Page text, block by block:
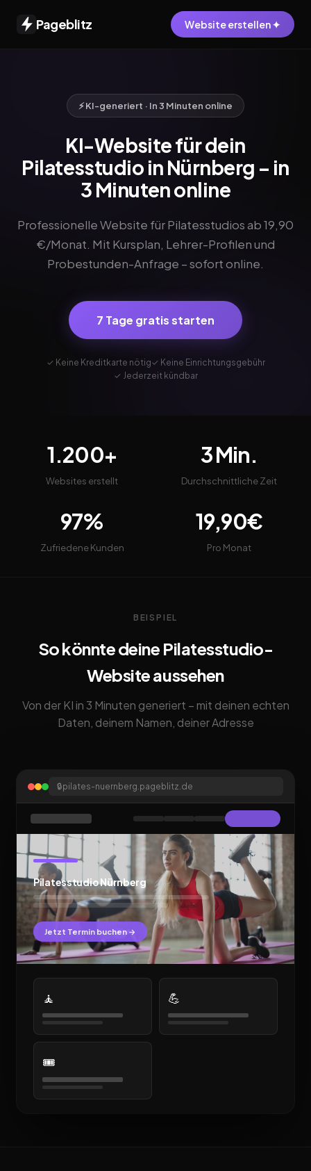
Pageblitz Website erstellen ✦
⚡ KI-generiert · In 3 Minuten online
KI-Website für dein
Pilatesstudio in Nürnberg – in
3 Minuten online
Professionelle Website für Pilatesstudios ab 19,90
€/Monat. Mit Kursplan, Lehrer-Profilen und
Probestunden-Anfrage – sofort online.
7 Tage gratis starten
✓ Keine Kreditkarte nötig✓ Keine Einrichtungsgebühr
✓ Jederzeit kündbar
1.200+
Websites erstellt
3 Min.
Durchschnittliche Zeit
97%
Zufriedene Kunden
19,90€
Pro Monat
BEISPIEL
So könnte deine Pilatesstudio-
Website aussehen
Von der KI in 3 Minuten generiert – mit deinen echten
Daten, deinem Namen, deiner Adresse
🔒pilates-nuernberg.pageblitz.de
Pilatesstudio Nürnberg
Jetzt Termin buchen →
🧘 💪
🎟️